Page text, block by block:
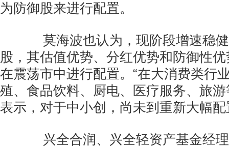
为防御股来进行配置。
莫海波也认为，现阶段增速稳健
股，其估值优势、分红优势和防御性
在震荡市中进行配置。“在大消费类行
殖、食品饮料、厨电、医疗服务、旅
表示，对于中小创，尚未到重新大幅
兴全合润、兴全轻资产基金经理